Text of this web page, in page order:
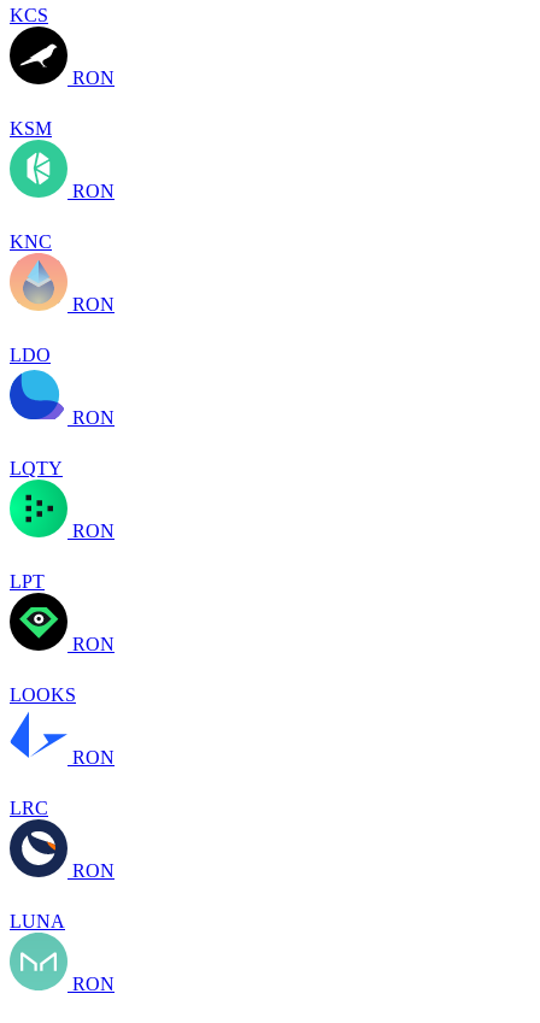
KCS
RON
KSM
RON
KNC
RON
LDO
RON
LQTY
RON
LPT
RON
LOOKS
RON
LRC
RON
LUNA
RON